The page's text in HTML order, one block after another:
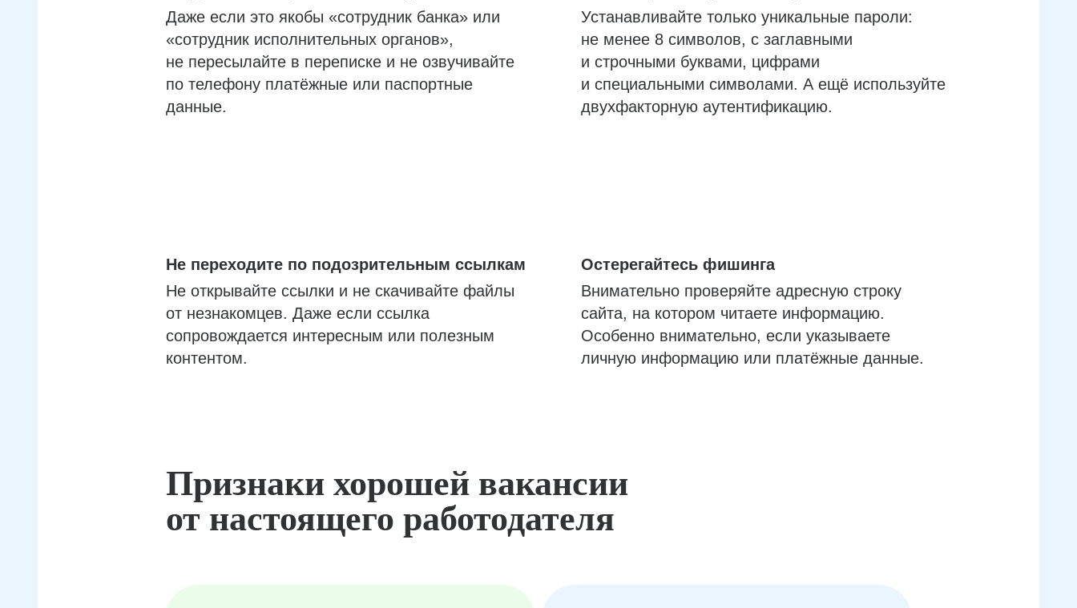
Даже если это якобы «сотрудник банка» или
«сотрудник исполнительных органов»,
не пересылайте в переписке и не озвучивайте
по телефону платёжные или паспортные
данные.
Устанавливайте только уникальные пароли:
не менее 8 символов, с заглавными
и строчными буквами, цифрами
и специальными символами. А ещё используйте
двухфакторную аутентификацию.
Не переходите по подозрительным ссылкам
Не открывайте ссылки и не скачивайте файлы
от незнакомцев. Даже если ссылка
сопровождается интересным или полезным
контентом.
Остерегайтесь фишинга
Внимательно проверяйте адресную строку
сайта, на котором читаете информацию.
Особенно внимательно, если указываете
личную информацию или платёжные данные.
Признаки хорошей вакансии
от настоящего работодателя